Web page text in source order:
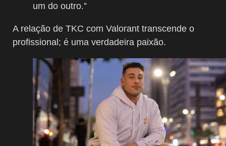
um do outro.”
A relação de TKC com Valorant transcende o
profissional; é uma verdadeira paixão.